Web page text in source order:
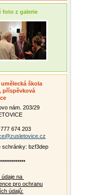
foto z galerie
škola
příspěvková
nám. 203/29
674 203
schránky: bzf3dep
na
pro ochranu
údajů: